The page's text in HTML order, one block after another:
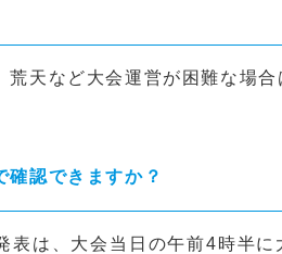
荒天など大会運営が困難な場
確認できますか？
表は、大会当日の午前4時半に